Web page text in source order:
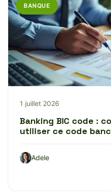
BANQUE
1 juillet 2026
Banking BIC code :
utiliser ce code
Adele